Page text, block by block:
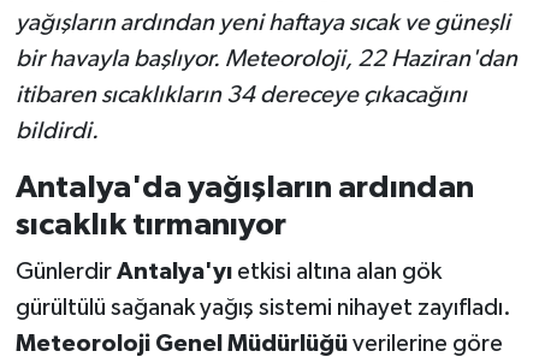
yağışların ardından yeni haftaya sıcak ve güneşli
bir havayla başlıyor. Meteoroloji, 22 Haziran'dan
itibaren sıcaklıkların 34 dereceye çıkacağını
bildirdi.
Antalya'da yağışların ardından
sıcaklık tırmanıyor
Günlerdir Antalya'yıetkisi altına alan gök
gürültülü sağanak yağış sistemi nihayet zayıfladı.
Meteoroloji Genel Müdürlüğüverilerine göre